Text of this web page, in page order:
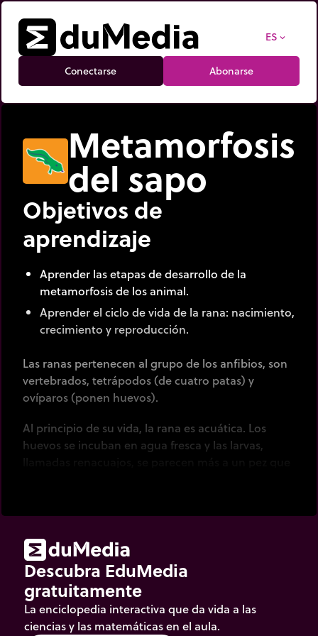
ES expand_more
Conectarse Abonarse
Metamorfosis
del sapo
Objetivos de
aprendizaje
Aprender las etapas de desarrollo de la
metamorfosis de los animal.
Aprender el ciclo de vida de la rana: nacimiento,
crecimiento y reproducción.
Las ranas pertenecen al grupo de los anfibios, son
vertebrados, tetrápodos (de cuatro patas) y
ovíparos (ponen huevos).
Al principio de su vida, la rana es acuática. Los
huevos se incuban en agua fresca y las larvas,
branquias y se mueve con una cola. Es herbívoro
Al crecer, el renacuajo se convierte en rana, un
animal carnívoro terrestre, que se mueve en 4
patas y respira con los pulmones.
Descubra EduMedia
gratuitamente
La enciclopedia interactiva que da vida a las
ciencias y las matemáticas en el aula.